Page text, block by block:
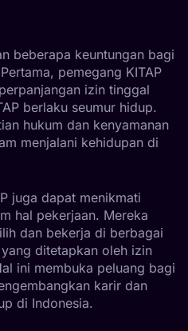
beberapa keuntungan bagi
pemegang KITAP
izin tinggal
berlaku seumur hidup.
hukum dan kenyamanan
menjalani kehidupan di
juga dapat menikmati
hal pekerjaan. Mereka
dan bekerja di berbagai
ditetapkan oleh izin
ini membuka peluang bagi
karir dan
di Indonesia.